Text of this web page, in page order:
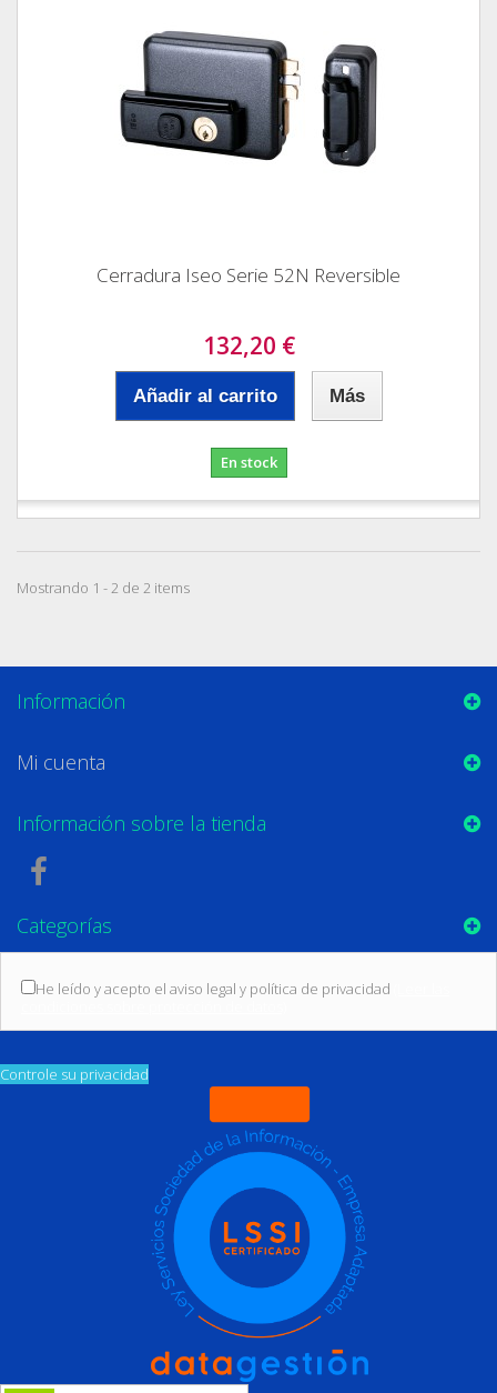
Cerradura Iseo Serie 52N Reversible
132,20 €
Añadir al carrito Más
En stock
Mostrando 1 - 2 de 2 items
Información
Mi cuenta
Información sobre la tienda
Categorías
He leído y acepto el aviso legal y política de privacidad
Controle su privacidad